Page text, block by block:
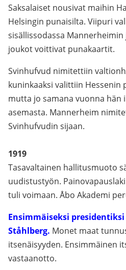
Saksalaiset nousivat maihin
Helsingin punaisilta. Viipuri
sisällissodassa
joukot voittivat punakaartit.
Svinhufvud nimitettiin
kuninkaaksi valittiin Hessenin
mutta jo samana vuonna hän
asemasta. Mannerheim
Svinhufvudin sijaan.
1919
Tasavaltainen hallitusmuoto
uudistustyön.
tuli voimaan. Åbo Akademi
Ensimmäiseksi
Ståhlberg. Monet maat
itsenäisyyden. Ensimmäinen
vastaanotto.